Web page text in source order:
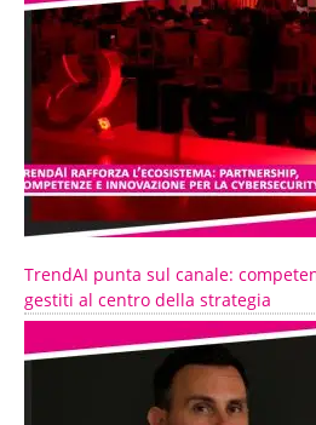
TrendAI punta sul canale:
gestiti al centro della strategia